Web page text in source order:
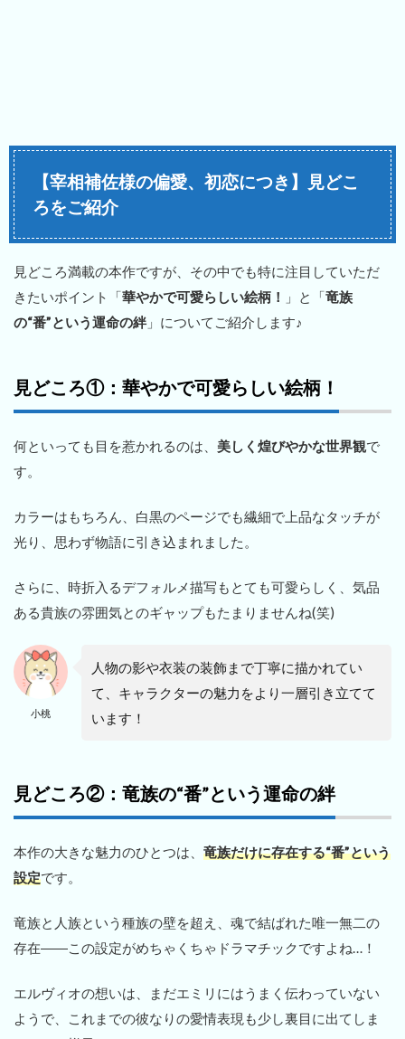
【宰相補佐様の偏愛、初恋につき】見どこ
ろをご紹介
見どころ満載の本作ですが、その中でも特に注目していただ
きたいポイント「華やかで可愛らしい絵柄！ 」と「竜族
の“番”という運命の絆」についてご紹介します♪
見どころ①：華やかで可愛らしい絵柄！
何といっても目を惹かれるのは、 美しく煌びやかな世界観で
す。
カラーはもちろん、白黒のページでも繊細で上品なタッチが
光り、思わず物語に引き込まれました。
さらに、時折入るデフォルメ描写もとても可愛らしく、気品
ある貴族の雰囲気とのギャップもたまりませんね(笑)
小桃
人物の影や衣装の装飾まで丁寧に描かれてい
て、キャラクターの魅力をより一層引き立てて
います！
見どころ②：竜族の“番”という運命の絆
本作の大きな魅力のひとつは、 竜族だけに存在する“番”という
設定です。
竜族と人族という種族の壁を超え、魂で結ばれた唯一無二の
存在――この設定がめちゃくちゃドラマチックですよね…！
エルヴィオの想いは、まだエミリにはうまく伝わっていない
ようで、これまでの彼なりの愛情表現も少し裏目に出てしま